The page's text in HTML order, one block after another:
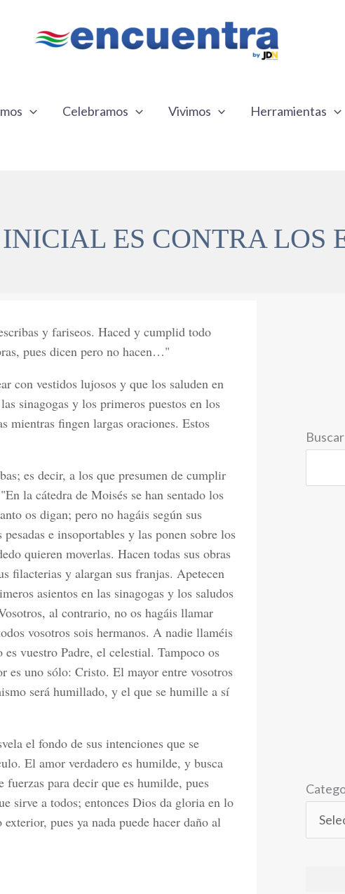
Celebramos Vivimos Herramientas
ES CONTRA LOS
y fariseos. Haced y cumplid todo
pues dicen pero no hacen…"
con vestidos lujosos y que los saluden en
sinagogas y los primeros puestos en los
mientras fingen largas oraciones. Estos
es decir, a los que presumen de cumplir
la cátedra de Moisés se han sentado los
os digan; pero no hagáis según sus
e insoportables y las ponen sobre los
quieren moverlas. Hacen todas sus obras
filacterias y alargan sus franjas. Apetecen
asientos en las sinagogas y los saludos
al contrario, no os hagáis llamar
vosotros sois hermanos. A nadie llaméis
vuestro Padre, el celestial. Tampoco os
es uno sólo: Cristo. El mayor entre vosotros
será humillado, y el que se humille a sí
el fondo de sus intenciones que se
El amor verdadero es humilde, y busca
para decir que es humilde, pues
sirve a todos; entonces Dios da gloria en lo
pues ya nada puede hacer daño al
Buscar